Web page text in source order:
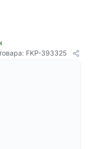
FKP-393325